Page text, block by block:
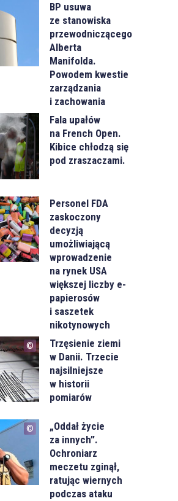
BP usuwa
ze stanowiska
przewodniczącego
Alberta
Manifolda.
Powodem kwestie
zarządzania
i zachowania
Fala upałów
na French Open.
Kibice chłodzą się
pod zraszaczami.
Personel FDA
zaskoczony
decyzją
umożliwiającą
wprowadzenie
na rynek USA
większej liczby e-
papierosów
i saszetek
nikotynowych
Trzęsienie ziemi
w Danii. Trzecie
najsilniejsze
w historii
pomiarów
„Oddał życie
za innych”.
Ochroniarz
meczetu zginął,
ratując wiernych
podczas ataku